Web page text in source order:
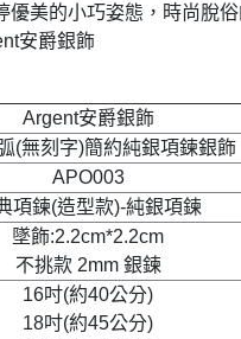
美的小巧姿態，時尚脫
安爵銀飾
Argent安爵銀飾
(無刻字)簡約純銀項鍊銀飾
APO003
項鍊(造型款)-純銀項鍊
墜飾:2.2cm*2.2cm
不挑款 2mm 銀鍊
16吋(約40公分)
18吋(約45公分)